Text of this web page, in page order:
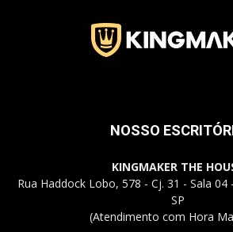
NOSSO
KINGMAKER THE
Rua Haddock Lobo, 578 - Cj. 31 - Sala 04
SP
(Atendimento com Hora